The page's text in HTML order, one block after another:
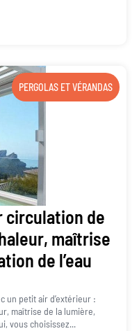
PERGOLAS ET VÉRANDAS
circulation de
maîtrise
de l’eau
un petit air d’extérieur :
maîtrise de la lumière,
vous choisissez...